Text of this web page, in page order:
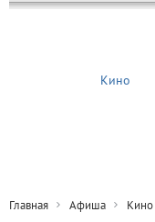
Кино
Главная Афиша Кино